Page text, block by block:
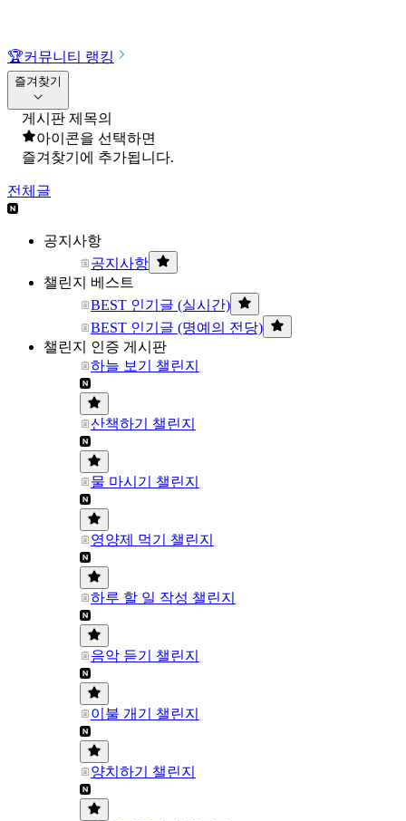
🏆커뮤니티 랭킹
즐겨찾기
게시판 제목의
아이콘을 선택하면
즐겨찾기에 추가됩니다.
전체글
공지사항
공지사항
챌린지 베스트
BEST 인기글 (실시간)
BEST 인기글 (명예의 전당)
챌린지 인증 게시판
하늘 보기 챌린지
산책하기 챌린지
물 마시기 챌린지
영양제 먹기 챌린지
하루 할 일 작성 챌린지
음악 듣기 챌린지
이불 개기 챌린지
양치하기 챌린지